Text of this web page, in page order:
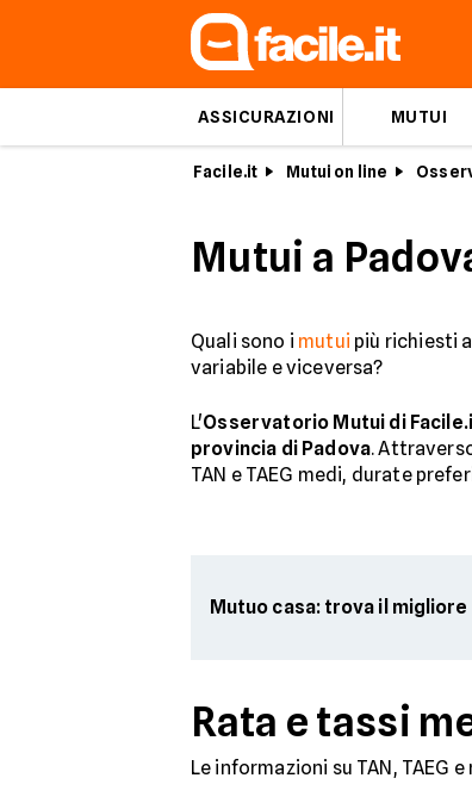
ASSICURAZIONI MUTUI
Facile.it Mutui on line
Mutui a
Quali sono i mutui più richiesti
variabile e viceversa?
L'Osservatorio Mutui di
provincia di Padova.
TAN e TAEG medi, durate
Mutuo casa: trova il migliore
Rata e tassi
Le informazioni su TAN, TAEG